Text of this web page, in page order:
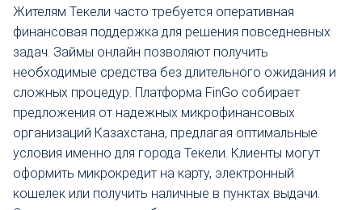
Жителям Текели часто требуется оперативная
финансовая поддержка для решения повседневных
задач. Займы онлайн позволяют получить
необходимые средства без длительного ожидания и
сложных процедур. Платформа FinGo собирает
предложения от надежных микрофинансовых
организаций Казахстана, предлагая оптимальные
условия именно для города Текели. Клиенты могут
оформить микрокредит на карту, электронный
кошелек или получить наличные в пунктах выдачи.